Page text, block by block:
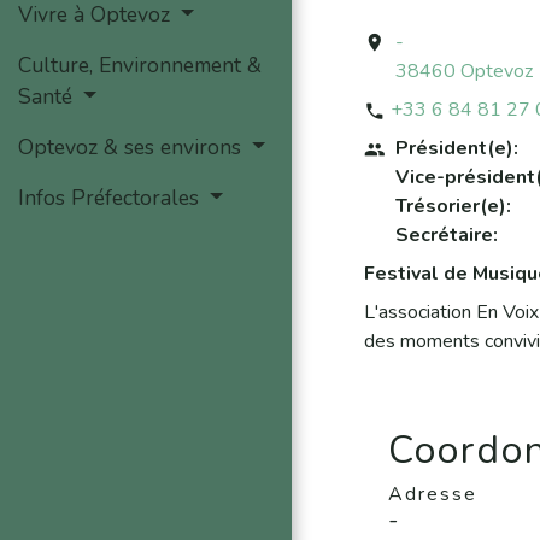
Vivre à Optevoz
Culture, Environnement &
Santé
Optevoz & ses environs
Infos Préfectorales
location_on
-
38460 Optevoz
phone +33 6 84 81 27
people Président(e):
Vice-
Trésorier(e):
Secrétaire:
Festival de
L'association En
des moments
Adresse
-